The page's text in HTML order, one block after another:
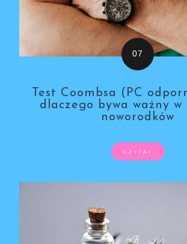
Test Coombsa (PC
dlaczego bywa ważny w
noworodków
CZYTAJ